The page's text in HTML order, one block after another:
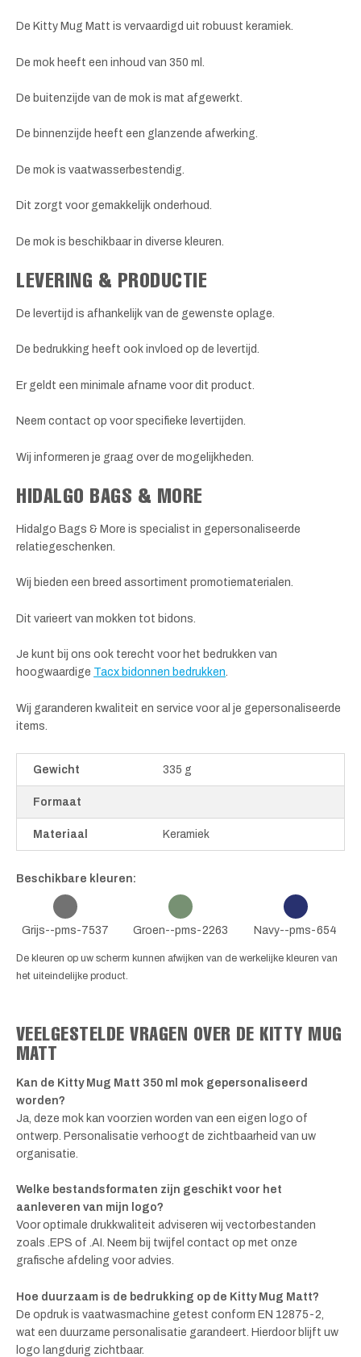
De Kitty Mug Matt is vervaardigd uit robuust keramiek.
De mok heeft een inhoud van 350 ml.
De buitenzijde van de mok is mat afgewerkt.
De binnenzijde heeft een glanzende afwerking.
De mok is vaatwasserbestendig.
Dit zorgt voor gemakkelijk onderhoud.
De mok is beschikbaar in diverse kleuren.
LEVERING & PRODUCTIE
De levertijd is afhankelijk van de gewenste oplage.
De bedrukking heeft ook invloed op de levertijd.
Er geldt een minimale afname voor dit product.
Neem contact op voor specifieke levertijden.
Wij informeren je graag over de mogelijkheden.
HIDALGO BAGS & MORE
Hidalgo Bags & More is specialist in gepersonaliseerde
relatiegeschenken.
Wij bieden een breed assortiment promotiematerialen.
Dit varieert van mokken tot bidons.
Je kunt bij ons ook terecht voor het bedrukken van
hoogwaardige Tacx bidonnen bedrukken.
Wij garanderen kwaliteit en service voor al je gepersonaliseerde
items.
Gewicht 335 g
Formaat
Materiaal Keramiek
Beschikbare kleuren:
Grijs--pms-7537 Groen--pms-2263 Navy--pms-654
De kleuren op uw scherm kunnen afwijken van de werkelijke kleuren van
het uiteindelijke product.
VEELGESTELDE VRAGEN OVER DE KITTY MUG
MATT
Kan de Kitty Mug Matt 350 ml mok gepersonaliseerd
worden?
Ja, deze mok kan voorzien worden van een eigen logo of
ontwerp. Personalisatie verhoogt de zichtbaarheid van uw
organisatie.
Welke bestandsformaten zijn geschikt voor het
aanleveren van mijn logo?
Voor optimale drukkwaliteit adviseren wij vectorbestanden
zoals .EPS of .AI. Neem bij twijfel contact op met onze
grafische afdeling voor advies.
Hoe duurzaam is de bedrukking op de Kitty Mug Matt?
De opdruk is vaatwasmachine getest conform EN 12875-2,
wat een duurzame personalisatie garandeert. Hierdoor blijft uw
logo langdurig zichtbaar.